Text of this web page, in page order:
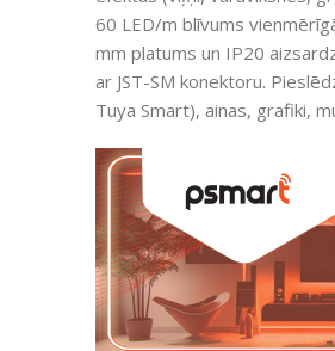
60 LED/m blīvums
mm platums un IP20
ar JST-SM konektoru.
Tuya Smart), ainas, grafiki,